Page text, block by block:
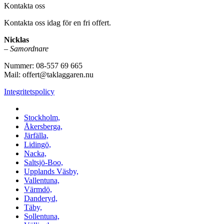
Kontakta oss
Kontakta oss idag för en fri offert.
Nicklas
– Samordnare
Nummer: 08-557 69 665
Mail: offert@taklaggaren.nu
Integritetspolicy
Stockholm,
Åkersberga,
Järfälla,
Lidingö,
Nacka,
Saltsjö-Boo,
Upplands Väsby,
Vallentuna,
Värmdö,
Danderyd,
Täby,
Sollentuna,